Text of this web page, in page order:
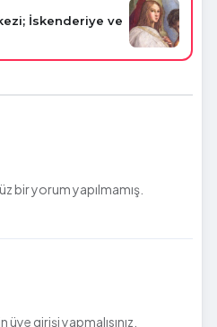
İskenderiye ve
bir yorum yapılmamış.
girişi yapmalısınız.